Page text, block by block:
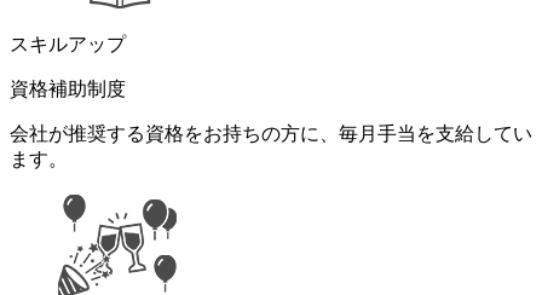
スキルアップ
資格補助制度
会社が推奨する資格をお持ちの方に、毎月手当を支給してい
ます。